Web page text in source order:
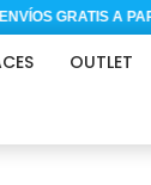
GRATIS A
OUTLET